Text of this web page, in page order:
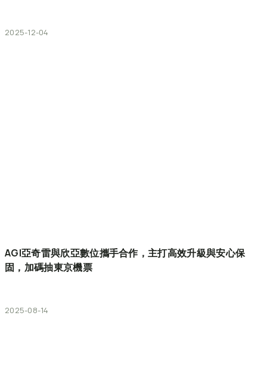
2025-12-04
AGI亞奇雷與欣亞數位攜手合作，主打高效升級與安心保
固，加碼抽東京機票
2025-08-14